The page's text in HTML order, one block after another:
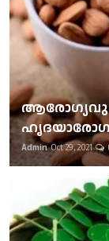
Admin Oct 29, 2021